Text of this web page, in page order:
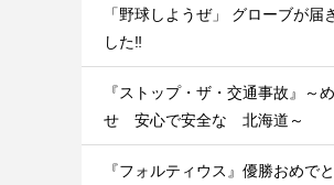
「野球しようぜ」 グローブが届
した‼️
『ストップ・ザ・交通事故』～
せ 安心で安全な 北海道～
『フォルティウス』優勝おめで